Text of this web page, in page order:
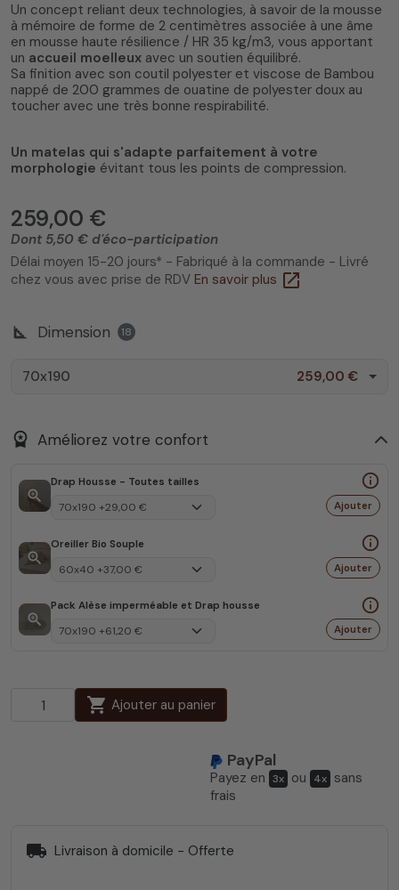
4.9/5(9 avis)
Un concept reliant deux technologies, à savoir de la mousse
à mémoire de forme de 2 centimètres associée à une âme
en mousse haute résilience / HR 35 kg/m3, vous apportant
un accueil moelleux avec un soutien équilibré.
Sa finition avec son coutil polyester et viscose de Bambou
nappé de 200 grammes de ouatine de polyester doux au
toucher avec une très bonne respirabilité.
Un matelas qui s'adapte parfaitement à votre
morphologie évitant tous les points de compression.
259,00 €
Dont 5,50 € d'éco-participation
Délai moyen 15-20 jours* - Fabriqué à la commande - Livré
chez vous avec prise de RDV En savoir plus open_in_new
square_foot Dimension 18
70x190 259,00 €
workspace_premium Améliorez votre confort
zoom_in
Drap Housse - Toutes tailles info_outline
Ajouter
zoom_in
Oreiller Bio Souple info_outline
Ajouter
zoom_in
Pack Alèse imperméable et Drap housse info_outline
Ajouter
shopping_cart Ajouter au panier
PayPal
Payez en 3x ou 4x sans
frais
local_shipping Livraison à domicile - Offerte